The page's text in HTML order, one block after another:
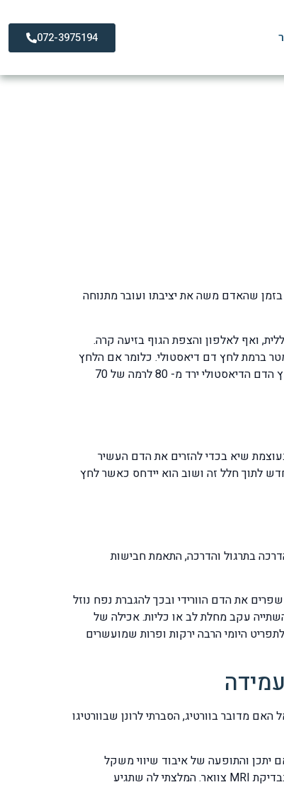
072-3975194
שהאדם משה את יציבתו ועובר מתנוחה
ואף לאלפון והצפת הגוף בזיעה קרה.
הדם מיד בקרות התופעה נזהה ירידה של 20 מילימטר ואף יותר בלחץ הדם הסיסטולי ו / או ירידה של 10 מילימטר ברמת לחץ דם דיאסטולי. כלומר אם הלחץ
דם הנורמאלי והתקין הינו 120 / 80 כלומר הסיסטולי הוא 120 אז במצב שתואר הוא ירד לרמה של מתחת ל – 100 מילימטרים ואילו לחץ הדם הדיאסטולי ירד מ- 80 לרמה של 70
שיא בכדי להזרים את הדם העשיר
לתוך חלל זה ושוב הוא יידחס כאשר לחץ
בתרגול והדרכה, התאמת חבישות
את הדם הוורידי ובכך להגברת נפח נוזל
ובלבד שלא הוגבלתם להגבלת השתייה עקב מחלת לב או כליות. אכילה של
היומי הרבה ירקות ופרות שמועשרים
מדובר בוורטיג, הסברתי לרונן שבוורטיגו
יתכן והתופעה של איבוד שיווי משקל
וסחרחורת פתאומית שכל החדר מסתובב בזמן שהיא קמה משכיבה בתפאומיות יכול גם הוא להגרם עקב בלט דיסק בצוואר שאובחן בבדיקת MRI צוואר. המלצתי לה שתגיע